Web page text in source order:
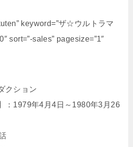
keyword=”ザ☆ウルトラマ
sort=”-sales” pagesize=”1″
クション
：1979年4月4日～1980年3月26